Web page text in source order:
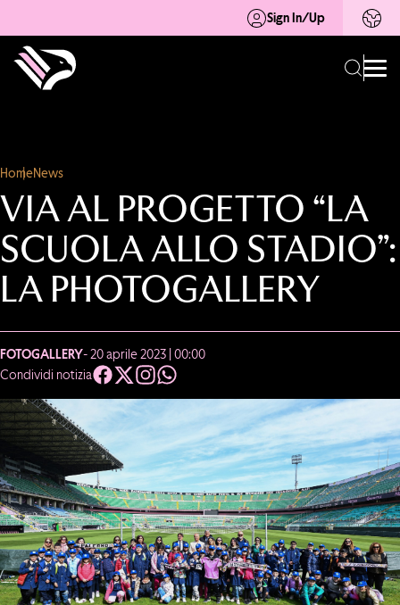
Sign In/Up
HomeNews
VIA AL PROGETTO “LA
SCUOLA ALLO STADIO”:
LA PHOTOGALLERY
FOTOGALLERY- 20 aprile 2023 | 00:00
Condividi notizia